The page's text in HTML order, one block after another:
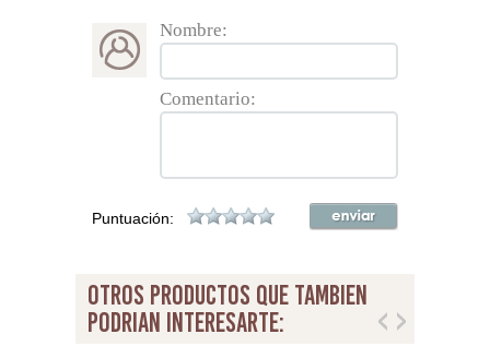
Nombre:
Comentario:
Puntuación:
otros productos que tambien
podrian interesarte: